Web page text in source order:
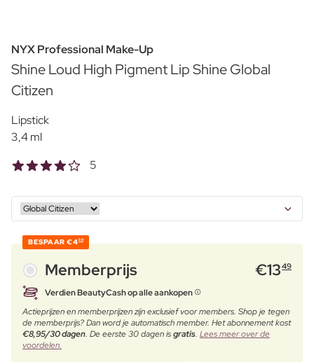
NYX Professional Make-Up
Shine Loud High Pigment Lip Shine Global
Citizen
Lipstick
3,4 ml
5
BESPAAR €450
Memberprijs €1349
Verdien BeautyCash op alle aankopen
Actieprijzen en memberprijzen zijn exclusief voor members. Shop je tegen
de memberprijs? Dan word je automatisch member. Het abonnement kost
€8,95/30 dagen. De eerste 30 dagen isgratis. Lees meer over de
voordelen.